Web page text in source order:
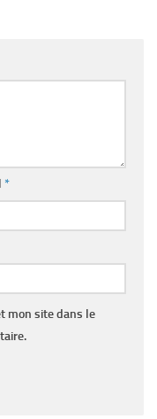
*
mon site dans le